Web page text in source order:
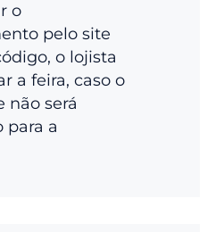
o
pelo site
o lojista
a feira, caso o
não será
para a